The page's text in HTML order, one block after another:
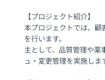
【プロジェクト紹介】
本プロジェクトでは、
を行います。
主として、品質管理や薬
ュ・変更管理を実施しま